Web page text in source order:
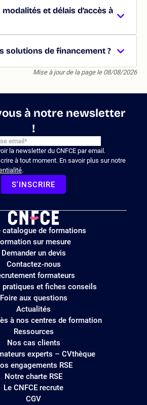
et délais d’accès à
solutions de financement ?
Mise à jour de la page le 08/08/2026
à notre newsletter
!
la newsletter du CNFCE par email.
à tout moment. En savoir plus sur notre
.
S'INSCRIRE
Logo
site
catalogue de formations
sur mesure
Demander un devis
Contactez-nous
formateurs
pratiques et fiches conseils
Foire aux questions
Actualités
à nos centres de formation
Ressources
Nos cas clients
experts – CVthèque
engagements RSE
Notre charte RSE
Le CNFCE recrute
CGV